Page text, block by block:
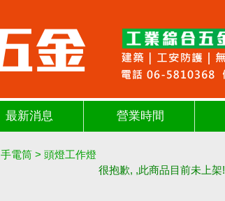
最新消息 營業時間
手電筒 > 頭燈工作燈
很抱歉, ,此商品目前未上架!